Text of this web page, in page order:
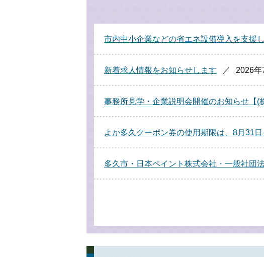
市内中小企業などの省エネ設備導入を支援し
新着求人情報をお知らせします 2026
事務所見学・企業説明会開催のお知らせ【(
よか多久クーポン券の使用期限は、8月31日
多久市・日本ペイント株式会社・一般社団